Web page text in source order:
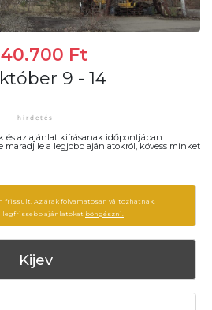
40.700 Ft
9 - 14
és az ajánlat kiírásanak időpontjában
maradj le a legjobb ajánlatokról, kövess minket
frissült. Az árak folyamatosan változhatnak,
legfrissebb ajánlatokat böngészni.
Kijev